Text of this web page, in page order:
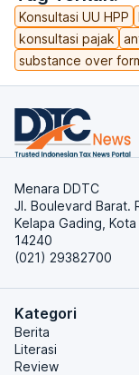
Konsultasi UU HPP
konsultasi pajak
substance over
Menara DDTC
Jl. Boulevard Barat.
Kelapa Gading,
14240
(021) 29382700
Kategori
Berita
Literasi
Review